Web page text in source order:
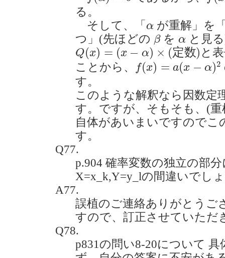
る。
そして、「 α
α が重解」を
つ」(先ほどの β
βをα
α と見
Q(x) = (x − α) × (定数)
Q(x )=(x−α)×(定数)
と
ことから、
f(x) = a(x − α)2
f(x )= (x−α)2
す。
このような解釈なら因数定
す。ですが、そもそも、(
自体があいまいですので
す。
Q77.
p.904 確率変数の独立の部
X=x_k,Y=y_lの間違いでし
A77.
誤植のご連絡ありがとうご
すので、訂正させていただ
Q78.
p831の問い8-20について